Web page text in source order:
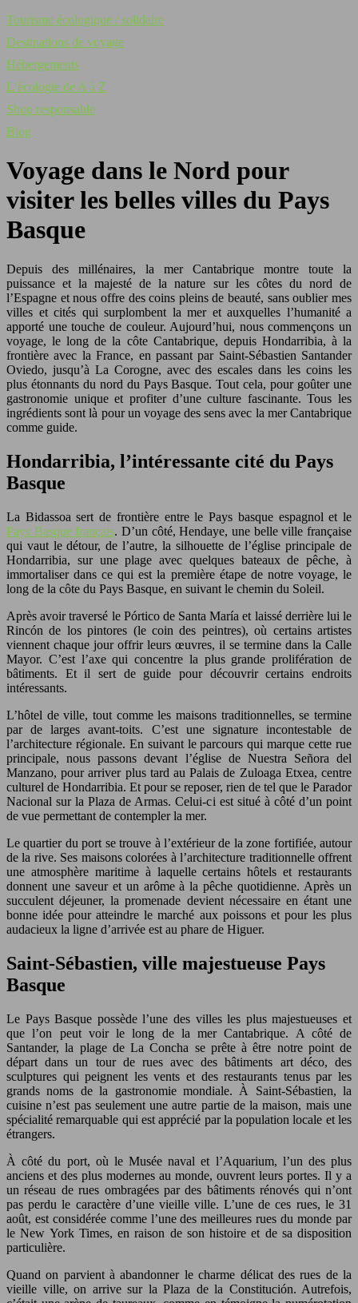
Tourisme écologique / solidaire
Destinations de voyage
Hébergements
L’écologie de A à Z
Shop responsable
Blog
Voyage dans le Nord pour
visiter les belles villes du Pays
Basque
Depuis des millénaires, la mer Cantabrique montre toute la
puissance et la majesté de la nature sur les côtes du nord de
l’Espagne et nous offre des coins pleins de beauté, sans oublier mes
villes et cités qui surplombent la mer et auxquelles l’humanité a
apporté une touche de couleur. Aujourd’hui, nous commençons un
voyage, le long de la côte Cantabrique, depuis Hondarribia, à la
frontière avec la France, en passant par Saint-Sébastien Santander
Oviedo, jusqu’à La Corogne, avec des escales dans les coins les
plus étonnants du nord du Pays Basque. Tout cela, pour goûter une
gastronomie unique et profiter d’une culture fascinante. Tous les
ingrédients sont là pour un voyage des sens avec la mer Cantabrique
comme guide.
Hondarribia, l’intéressante cité du Pays
Basque
La Bidassoa sert de frontière entre le Pays basque espagnol et le
Pays Basque français. D’un côté, Hendaye, une belle ville française
qui vaut le détour, de l’autre, la silhouette de l’église principale de
Hondarribia, sur une plage avec quelques bateaux de pêche, à
immortaliser dans ce qui est la première étape de notre voyage, le
long de la côte du Pays Basque, en suivant le chemin du Soleil.
Après avoir traversé le Pórtico de Santa María et laissé derrière lui le
Rincón de los pintores (le coin des peintres), où certains artistes
viennent chaque jour offrir leurs œuvres, il se termine dans la Calle
Mayor. C’est l’axe qui concentre la plus grande prolifération de
bâtiments. Et il sert de guide pour découvrir certains endroits
intéressants.
L’hôtel de ville, tout comme les maisons traditionnelles, se termine
par de larges avant-toits. C’est une signature incontestable de
l’architecture régionale. En suivant le parcours qui marque cette rue
principale, nous passons devant l’église de Nuestra Señora del
Manzano, pour arriver plus tard au Palais de Zuloaga Etxea, centre
culturel de Hondarribia. Et pour se reposer, rien de tel que le Parador
Nacional sur la Plaza de Armas. Celui-ci est situé à côté d’un point
de vue permettant de contempler la mer.
Le quartier du port se trouve à l’extérieur de la zone fortifiée, autour
de la rive. Ses maisons colorées à l’architecture traditionnelle offrent
une atmosphère maritime à laquelle certains hôtels et restaurants
donnent une saveur et un arôme à la pêche quotidienne. Après un
succulent déjeuner, la promenade devient nécessaire en étant une
bonne idée pour atteindre le marché aux poissons et pour les plus
audacieux la ligne d’arrivée est au phare de Higuer.
Saint-Sébastien, ville majestueuse Pays
Basque
Le Pays Basque possède l’une des villes les plus majestueuses et
que l’on peut voir le long de la mer Cantabrique. A côté de
Santander, la plage de La Concha se prête à être notre point de
départ dans un tour de rues avec des bâtiments art déco, des
sculptures qui peignent les vents et des restaurants tenus par les
grands noms de la gastronomie mondiale. À Saint-Sébastien, la
cuisine n’est pas seulement une autre partie de la maison, mais une
spécialité remarquable qui est apprécié par la population locale et les
étrangers.
À côté du port, où le Musée naval et l’Aquarium, l’un des plus
anciens et des plus modernes au monde, ouvrent leurs portes. Il y a
un réseau de rues ombragées par des bâtiments rénovés qui n’ont
pas perdu le caractère d’une vieille ville. L’une de ces rues, le 31
août, est considérée comme l’une des meilleures rues du monde par
le New York Times, en raison de son histoire et de sa disposition
particulière.
Quand on parvient à abandonner le charme délicat des rues de la
vieille ville, on arrive sur la Plaza de la Constitución. Autrefois,